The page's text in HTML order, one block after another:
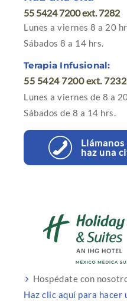
55 5424 7200 ext. 7282
Lunes a viernes 8 a 20
Sábados 8 a 14 hrs.
Terapia Infusional:
55 5424 7200 ext. 7232
Lunes a viernes de 8 a
Sábados de 8 a 14 hrs.
Llámanos
haz una
Hospédate con
Haz clic aquí para hacer